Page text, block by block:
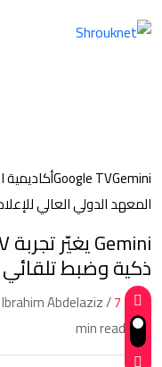
Gemini
Google TV
المعهد الدولي العالي
ذكية وضبط تلقائي
Abdelaziz /7 أشهر
1 min read